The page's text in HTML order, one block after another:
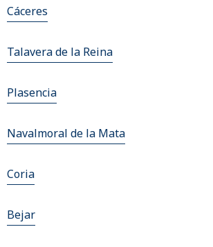
Cáceres
Talavera de la Reina
Plasencia
Navalmoral de la Mata
Coria
Bejar